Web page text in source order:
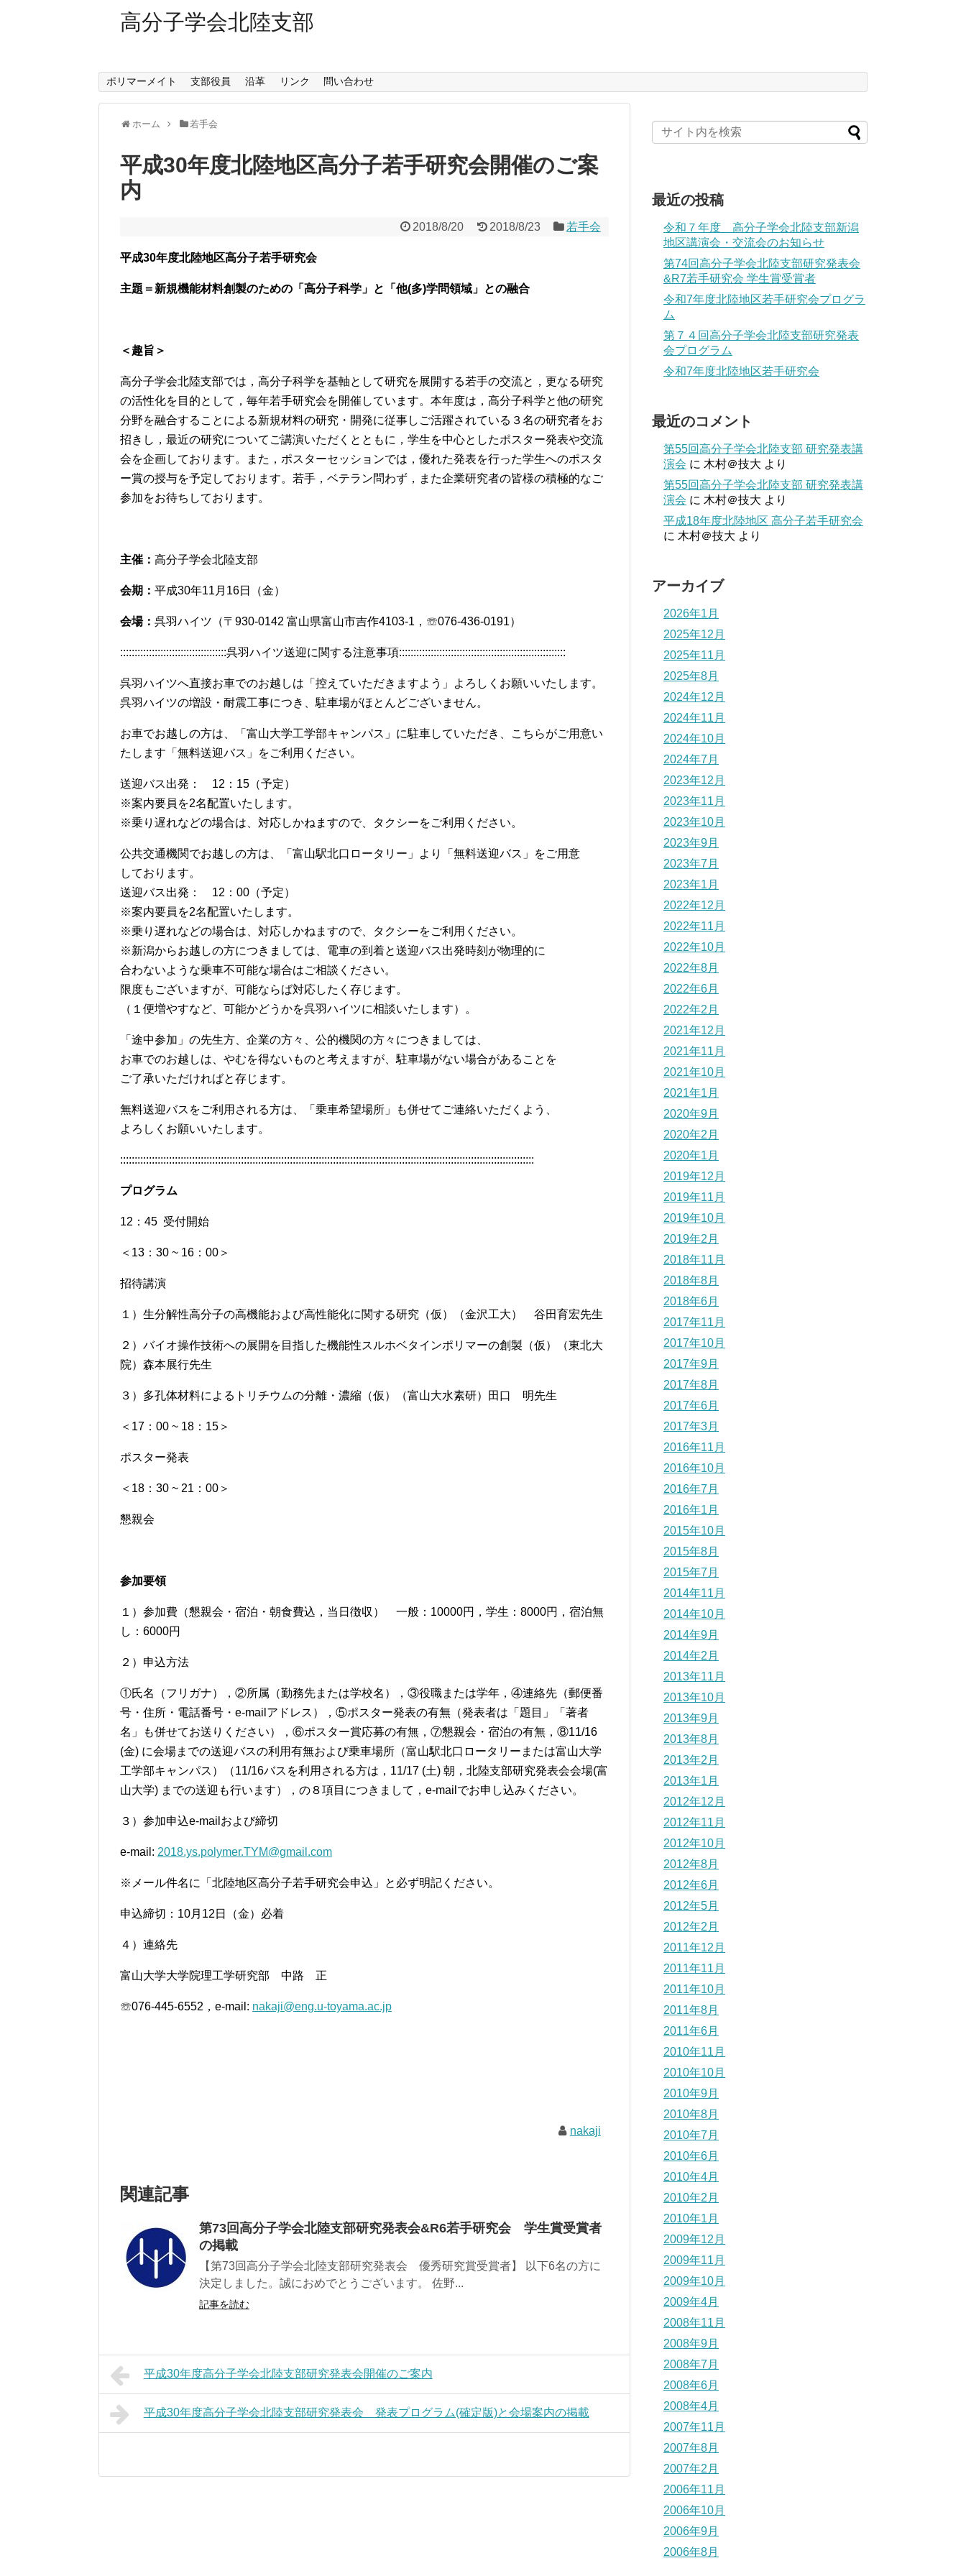
高分子学会北陸支部
ポリマーメイト 支部役員 沿革 リンク 問い合わせ
ホーム 若手会
平成30年度北陸地区高分子若手研究会開催のご案
内
2018/8/20 2018/8/23 若手会
平成30年度北陸地区高分子若手研究会
主題＝新規機能材料創製のための「高分子科学」と「他(多)学問領域」との融合
＜趣旨＞
高分子学会北陸支部では，高分子科学を基軸として研究を展開する若手の交流と，更なる研究
の活性化を目的として，毎年若手研究会を開催しています。本年度は，高分子科学と他の研究
分野を融合することによる新規材料の研究・開発に従事しご活躍されている３名の研究者をお
招きし，最近の研究についてご講演いただくとともに，学生を中心としたポスター発表や交流
会を企画しております。また，ポスターセッションでは，優れた発表を行った学生へのポスタ
ー賞の授与を予定しております。若手，ベテラン問わず，また企業研究者の皆様の積極的なご
参加をお待ちしております。
主催： 高分子学会北陸支部
会期： 平成30年11月16日（金）
会場： 呉羽ハイツ（〒930-0142 富山県富山市吉作4103-1，☏076-436-0191）
:::::::::::::::::::::::::::::::::::::呉羽ハイツ送迎に関する注意事項::::::::::::::::::::::::::::::::::::::::::::::::::::::::::
呉羽ハイツへ直接お車でのお越しは「控えていただきますよう」よろしくお願いいたします。
呉羽ハイツの増設・耐震工事につき、駐車場がほとんどございません。
お車でお越しの方は、「富山大学工学部キャンパス」に駐車していただき、こちらがご用意い
たします「無料送迎バス」をご利用ください。
送迎バス出発： 12：15（予定）
※案内要員を2名配置いたします。
※乗り遅れなどの場合は、対応しかねますので、タクシーをご利用ください。
公共交通機関でお越しの方は、「富山駅北口ロータリー」より「無料送迎バス」をご用意
しております。
送迎バス出発： 12：00（予定）
※案内要員を2名配置いたします。
※乗り遅れなどの場合は、対応しかねますので、タクシーをご利用ください。
※新潟からお越しの方につきましては、電車の到着と送迎バス出発時刻が物理的に
合わないような乗車不可能な場合はご相談ください。
限度もございますが、可能ならば対応したく存じます。
（１便増やすなど、可能かどうかを呉羽ハイツに相談いたします）。
「途中参加」の先生方、企業の方々、公的機関の方々につきましては、
お車でのお越しは、やむを得ないものと考えますが、駐車場がない場合があることを
ご了承いただければと存じます。
無料送迎バスをご利用される方は、「乗車希望場所」も併せてご連絡いただくよう、
よろしくお願いいたします。
::::::::::::::::::::::::::::::::::::::::::::::::::::::::::::::::::::::::::::::::::::::::::::::::::::::::::::::::::::::::::::::::::::::::::::::::
プログラム
12：45 受付開始
＜13：30 ~ 16：00＞
招待講演
１）生分解性高分子の高機能および高性能化に関する研究（仮）（金沢工大） 谷田育宏先生
２）バイオ操作技術への展開を目指した機能性スルホベタインポリマーの創製（仮）（東北大
院）森本展行先生
３）多孔体材料によるトリチウムの分離・濃縮（仮）（富山大水素研）田口 明先生
＜17：00 ~ 18：15＞
ポスター発表
＜18：30 ~ 21：00＞
懇親会
参加要領
１）参加費（懇親会・宿泊・朝食費込，当日徴収） 一般：10000円，学生：8000円，宿泊無
し：6000円
２）申込方法
①氏名（フリガナ），②所属（勤務先または学校名），③役職または学年，④連絡先（郵便番
号・住所・電話番号・e-mailアドレス），⑤ポスター発表の有無（発表者は「題目」「著者
名」も併せてお送りください），⑥ポスター賞応募の有無，⑦懇親会・宿泊の有無，⑧11/16
(金) に会場までの送迎バスの利用有無および乗車場所（富山駅北口ロータリーまたは富山大学
工学部キャンパス）（11/16バスを利用される方は，11/17 (土) 朝，北陸支部研究発表会会場(富
山大学) までの送迎も行います），の８項目につきまして，e-mailでお申し込みください。
３）参加申込e-mailおよび締切
e-mail: 2018.ys.polymer.TYM@gmail.com
※メール件名に「北陸地区高分子若手研究会申込」と必ず明記ください。
申込締切：10月12日（金）必着
４）連絡先
富山大学大学院理工学研究部 中路 正
☏076-445-6552，e-mail: nakaji@eng.u-toyama.ac.jp
nakaji
関連記事
第73回高分子学会北陸支部研究発表会&R6若手研究会 学生賞受賞者
の掲載
【第73回高分子学会北陸支部研究発表会 優秀研究賞受賞者】 以下6名の方に
決定しました。誠におめでとうございます。 佐野...
記事を読む
平成30年度高分子学会北陸支部研究発表会開催のご案内
平成30年度高分子学会北陸支部研究発表会 発表プログラム(確定版)と会場案内の掲載
最近の投稿
令和７年度 高分子学会北陸支部新潟
地区講演会・交流会のお知らせ
第74回高分子学会北陸支部研究発表会
&R7若手研究会 学生賞受賞者
令和7年度北陸地区若手研究会プログラ
ム
第７４回高分子学会北陸支部研究発表
会プログラム
令和7年度北陸地区若手研究会
最近のコメント
第55回高分子学会北陸支部 研究発表講
演会 に 木村＠技大 より
第55回高分子学会北陸支部 研究発表講
演会 に 木村＠技大 より
平成18年度北陸地区 高分子若手研究会
に 木村＠技大 より
アーカイブ
2026年1月
2025年12月
2025年11月
2025年8月
2024年12月
2024年11月
2024年10月
2024年7月
2023年12月
2023年11月
2023年10月
2023年9月
2023年7月
2023年1月
2022年12月
2022年11月
2022年10月
2022年8月
2022年6月
2022年2月
2021年12月
2021年11月
2021年10月
2021年1月
2020年9月
2020年2月
2020年1月
2019年12月
2019年11月
2019年10月
2019年2月
2018年11月
2018年8月
2018年6月
2017年11月
2017年10月
2017年9月
2017年8月
2017年6月
2017年3月
2016年11月
2016年10月
2016年7月
2016年1月
2015年10月
2015年8月
2015年7月
2014年11月
2014年10月
2014年9月
2014年2月
2013年11月
2013年10月
2013年9月
2013年8月
2013年2月
2013年1月
2012年12月
2012年11月
2012年10月
2012年8月
2012年6月
2012年5月
2012年2月
2011年12月
2011年11月
2011年10月
2011年8月
2011年6月
2010年11月
2010年10月
2010年9月
2010年8月
2010年7月
2010年6月
2010年4月
2010年2月
2010年1月
2009年12月
2009年11月
2009年10月
2009年4月
2008年11月
2008年9月
2008年7月
2008年6月
2008年4月
2007年11月
2007年8月
2007年2月
2006年11月
2006年10月
2006年9月
2006年8月